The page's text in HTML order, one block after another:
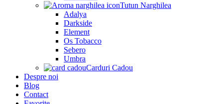
Tutun Narghilea
Adalya
Darkside
Element
Os Tobacco
Sebero
Umbra
Carduri Cadou
Despre noi
Blog
Contact